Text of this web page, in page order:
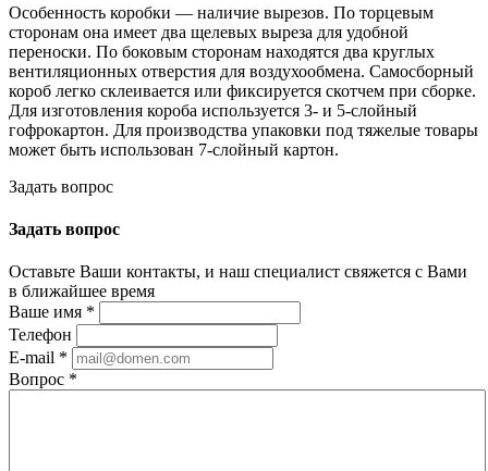
Особенность коробки — наличие вырезов. По торцевым
сторонам она имеет два щелевых выреза для удобной
переноски. По боковым сторонам находятся два круглых
вентиляционных отверстия для воздухообмена. Самосборный
короб легко склеивается или фиксируется скотчем при сборке.
Для изготовления короба используется 3- и 5-слойный
гофрокартон. Для производства упаковки под тяжелые товары
может быть использован 7-слойный картон.
Задать вопрос
Задать вопрос
Оставьте Ваши контакты, и наш специалист свяжется с Вами
в ближайшее время
Ваше имя *
Телефон
E-mail *
Вопрос *